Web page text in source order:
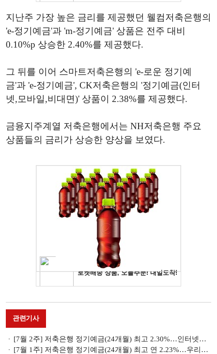
지난주 가장 높은 금리를 제공했던 웰컴저축은행의
'e-정기예금'과 'm-정기예금' 상품은 전주 대비
0.10%p 상승한 2.40%를 제공했다.
그 뒤를 이어 스마트저축은행의 'e-로운 정기예
금'과 'e-정기예금', CK저축은행의 '정기예금(인터
넷,모바일,비대면)' 상품이 2.38%를 제공했다.
금융지주계열 저축은행에서는 NH저축은행 주요
상품들의 금리가 상승한 양상을 보였다.
관련기사
[7월 2주] 저축은행 정기예금(24개월) 최고 2.30%…인터넷뱅킹 활용 웰컴저축銀 상품 주목
[7월 1주] 저축은행 정기예금(24개월) 최고 연 2.23%…우리금융저축銀 2.10% 제공